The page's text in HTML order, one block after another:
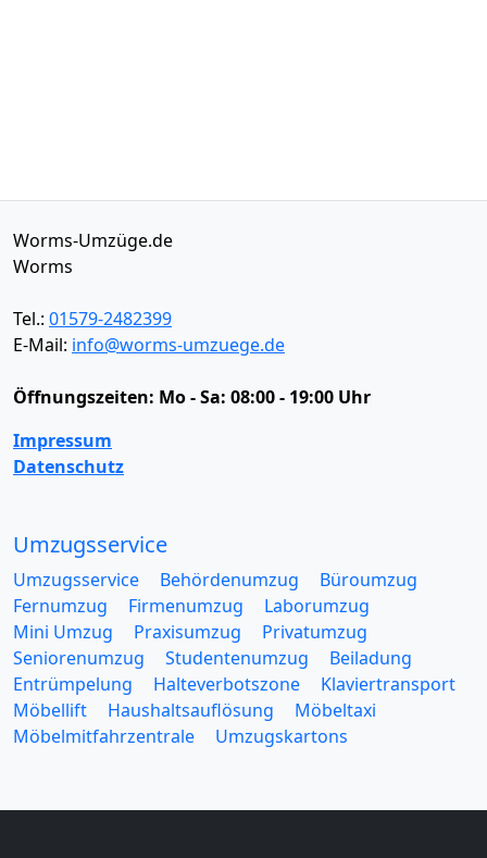
Worms-Umzüge.de
Worms
Tel.: 01579-2482399
E-Mail: info@worms-umzuege.de
Öffnungszeiten: Mo - Sa: 08:00 - 19:00 Uhr
Impressum
Datenschutz
Umzugsservice
Umzugsservice Behördenumzug
Büroumzug
Fernumzug
Firmenumzug
Laborumzug
Mini Umzug
Praxisumzug
Privatumzug
Seniorenumzug
Studentenumzug
Beiladung
Entrümpelung
Halteverbotszone
Klaviertransport
Möbellift
Haushaltsauflösung
Möbeltaxi
Möbelmitfahrzentrale
Umzugskartons